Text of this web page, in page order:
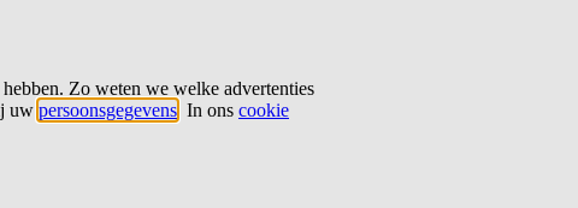
Zo weten we welke advertenties
uw persoonsgegevens . In ons cookie